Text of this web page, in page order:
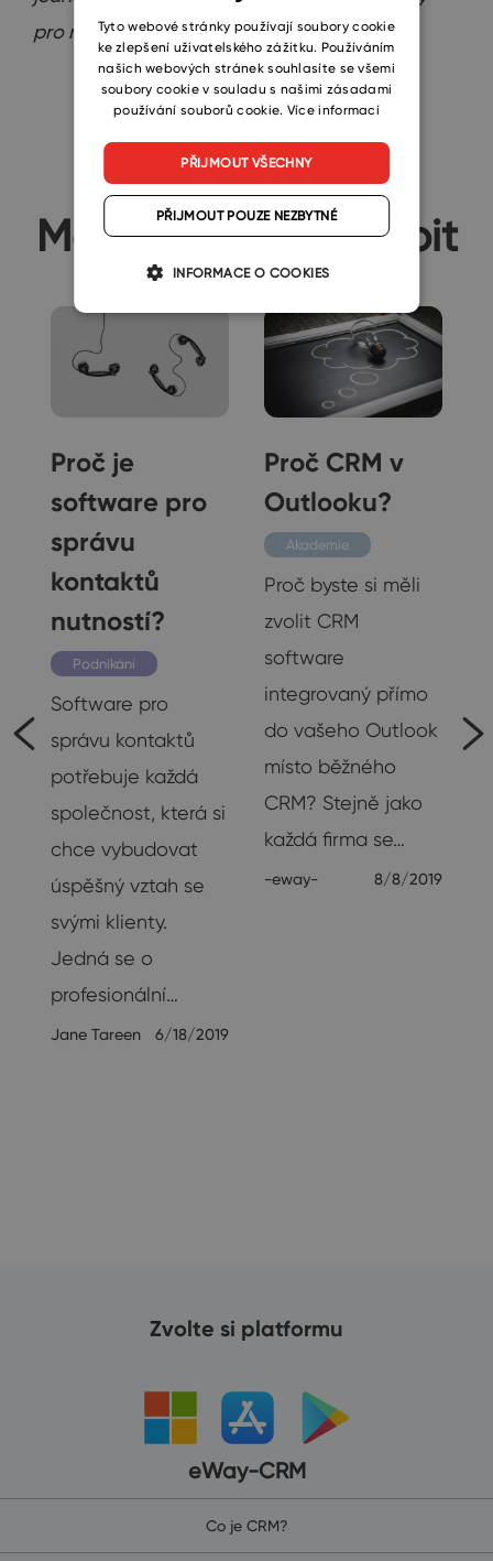
pro něj!“
Mohlo by se vám líbit
Proč je
software pro
správu
kontaktů
nutností?
Podnikání
Software pro
správu kontaktů
potřebuje každá
společnost, která si
chce vybudovat
úspěšný vztah se
svými klienty.
Jedná se o
profesionální…
Jane Tareen 6/18/2019
Proč CRM v
Outlooku?
Akademie
Proč byste si měli
zvolit CRM
software
integrovaný přímo
do vašeho Outlook
místo běžného
CRM? Stejně jako
každá firma se…
-eway- 8/8/2019
Zvolte si platformu
eWay-CRM
Co je CRM?
SLOVAK
Tyto webové stránky používají soubory cookie
ke zlepšení uživatelského zážitku. Používáním
našich webových stránek souhlasíte se všemi
soubory cookie v souladu s našimi zásadami
používání souborů cookie. Více informací
PŘIJMOUT VŠECHNY
PŘIJMOUT POUZE NEZBYTNÉ
INFORMACE O COOKIES